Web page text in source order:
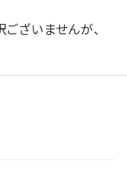
ざいませんが、